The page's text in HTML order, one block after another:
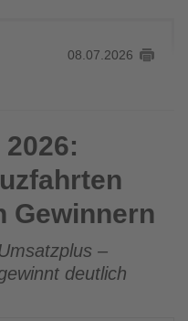
08.07.2026
gehören zu
Gewinnern
–
deutlich